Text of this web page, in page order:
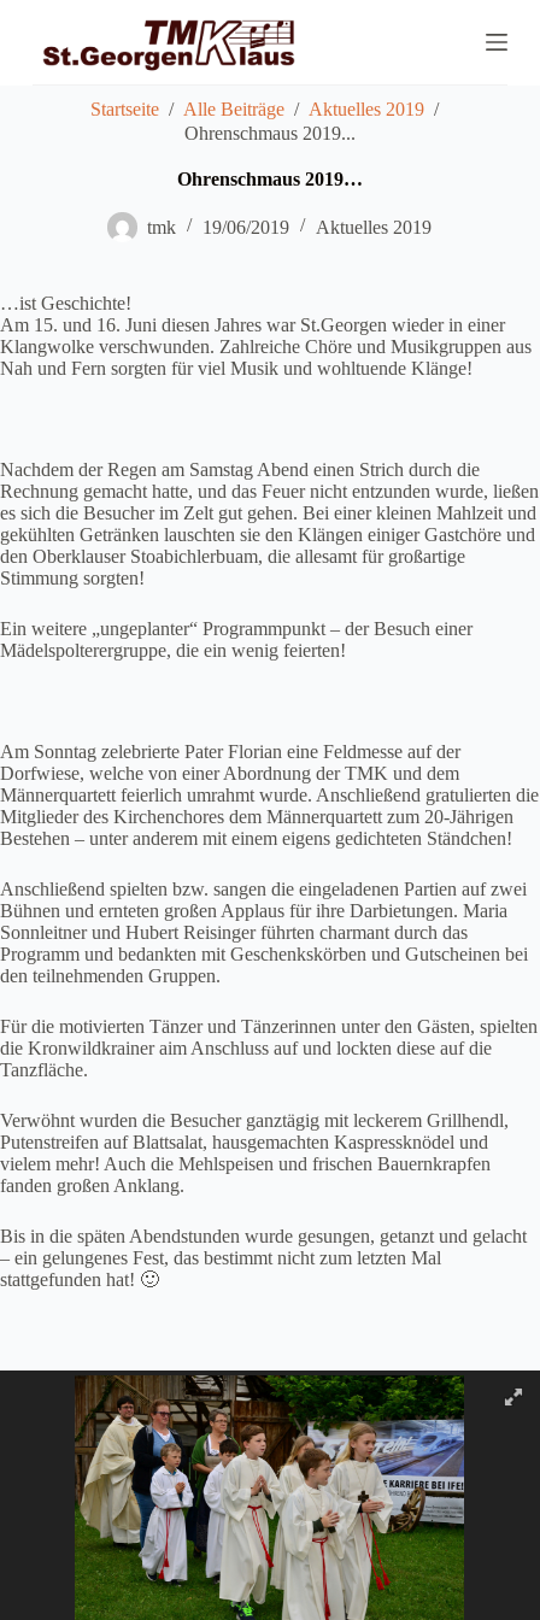
n
g
e
n
Startseite / Alle Beiträge / Aktuelles 2019 /
Ohrenschmaus 2019...
Ohrenschmaus 2019…
tmk 19/06/2019 Aktuelles 2019
…ist Geschichte!
Am 15. und 16. Juni diesen Jahres war St.Georgen wieder in einer
Klangwolke verschwunden. Zahlreiche Chöre und Musikgruppen aus
Nah und Fern sorgten für viel Musik und wohltuende Klänge!
Nachdem der Regen am Samstag Abend einen Strich durch die
Rechnung gemacht hatte, und das Feuer nicht entzunden wurde, ließen
es sich die Besucher im Zelt gut gehen. Bei einer kleinen Mahlzeit und
gekühlten Getränken lauschten sie den Klängen einiger Gastchöre und
den Oberklauser Stoabichlerbuam, die allesamt für großartige
Stimmung sorgten!
Ein weitere „ungeplanter“ Programmpunkt – der Besuch einer
Mädelspolterergruppe, die ein wenig feierten!
Am Sonntag zelebrierte Pater Florian eine Feldmesse auf der
Dorfwiese, welche von einer Abordnung der TMK und dem
Männerquartett feierlich umrahmt wurde. Anschließend gratulierten die
Mitglieder des Kirchenchores dem Männerquartett zum 20-Jährigen
Bestehen – unter anderem mit einem eigens gedichteten Ständchen!
Anschließend spielten bzw. sangen die eingeladenen Partien auf zwei
Bühnen und ernteten großen Applaus für ihre Darbietungen. Maria
Sonnleitner und Hubert Reisinger führten charmant durch das
Programm und bedankten mit Geschenkskörben und Gutscheinen bei
den teilnehmenden Gruppen.
Für die motivierten Tänzer und Tänzerinnen unter den Gästen, spielten
die Kronwildkrainer aim Anschluss auf und lockten diese auf die
Tanzfläche.
Verwöhnt wurden die Besucher ganztägig mit leckerem Grillhendl,
Putenstreifen auf Blattsalat, hausgemachten Kaspressknödel und
vielem mehr! Auch die Mehlspeisen und frischen Bauernkrapfen
fanden großen Anklang.
Bis in die späten Abendstunden wurde gesungen, getanzt und gelacht
– ein gelungenes Fest, das bestimmt nicht zum letzten Mal
stattgefunden hat! 🙂